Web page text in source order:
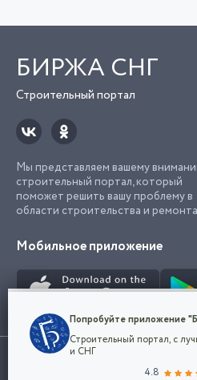
БИРЖА СНГ
Строительный портал
Мы представляем вашему
строительный портал, который
поможет решить вашу проблему в
области строительства и
Мобильное приложение
Использование сайта, в том числе
марки представленные на сайте
Конфиденциальность
Мы используем файлы cookie,
наш сайт удобным для каждого
Попробуйте приложение
Строительный портал, с
и СНГ
4.8